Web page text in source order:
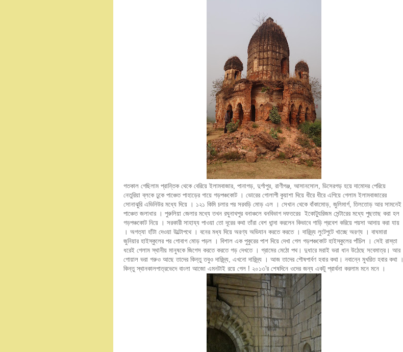
গতকাল গেছিলাম প্রান্তিক থেকে বেরিয়ে ইলামবাজার, পানাগড়, দুর্গাপুর, রাণীগঞ্জ, আসানসোল, ডিসেরগড় হয়ে দামোদর পেরিয়ে
নেতুরিয়া ব্লকে ঢুকে পাঞ্চেত পাহাড়ের গায়ে গড়পঞ্চকোট । ভোরের গোলাপী কুয়াশা দিয়ে ধীরে ধীরে এগিয়ে গেলাম ইলামবাজারের
সোনাঝুরি এভিনিউর মধ্যে দিয়ে । ১২১ কিমি চলার পর সরবড়ি মোড় এল । সেখান থেকে বাঁকামোড়, জুলিমার্গ, তিলতোড় আর সামনেই
পাঞ্চেত জলাধার । পুরুলিয়া জেলার মধ্যে তখন রঘুনাথপুর বনাঞ্চলে বনবিভাগ দফতরের ইকোট্যুরিজম সেন্টারের মধ্যে পুছতাছ করা হল
গড়পঞ্চকোট নিয়ে । সরকারী সাহায্য পাওয়া তো দূরের কথা তাঁরা বেশ ধান্দা করলেন কিভাবে গাড়ি প্রবেশ করিয়ে পয়সা আদায় করা যায়
। অগত্যা হাঁটা দেওয়া উল্টোপথে । বনের মধ্য দিয়ে অরণ্য অভিযান করতে করতে । দারিদ্র্য লুটেপুটে খাচ্ছে অরণ্য । বাঘমারা
জুনিয়ার হাইস্কুলের পর গোবাগ মোড় পড়ল । বিশাল এক পুকুরের পাশ দিয়ে দেখা গেল গড়পঞ্চকোট হাইস্কুলের পাঁচিল । সেই রাস্তা
ধরেই গেলাম স্থানীয় মানুষকে জিগেস করতে করতে গড় দেখতে । গ্রামের মেঠো পথ। দুধারে মরাই ভরা ধান উঠেছে সবেমাত্র। আর
গোয়াল ভরা গরুও আছে তাদের কিন্তু তবুও দারিদ্র্য, এখনো দারিদ্র্য । আজ তাদের পৌষপার্বণ হবার কথা। নবান্নে মুখরিত হবার কথা ।
কিন্তু স্থানকালপাত্রভেদে বাংলা আজো এমনটাই রয়ে গেল ! ২০১৩'র শেষদিনে ওদের জন্য একটু প্রার্থনা করলাম মনে মনে ।